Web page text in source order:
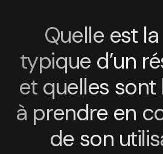
Quelle est
typique d’un
et quelles sont
à prendre en
de son